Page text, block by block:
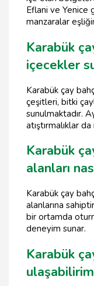
Eflani ve Yenice
manzaralar
Karabük
içecekler
Karabük çay
çeşitleri, bitki
sunulmaktadır.
atıştırmalıklar
Karabük
alanları
Karabük çay
alanlarına
bir ortamda
deneyim sunar.
Karabük